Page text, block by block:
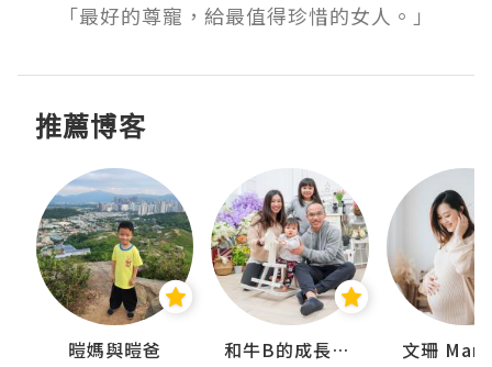
「最好的尊寵，給最值得珍惜的女人。」
推薦博客
暟媽與暟爸 和牛B的成長日記 文珊